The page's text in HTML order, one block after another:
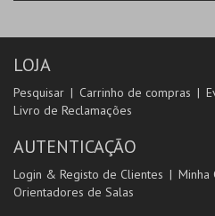
LOJA
Pesquisar Carrinho de compras
Livro de Reclamações
AUTENTICAÇÃO
Login & Registo de Clientes Minha
Orientadores de Salas